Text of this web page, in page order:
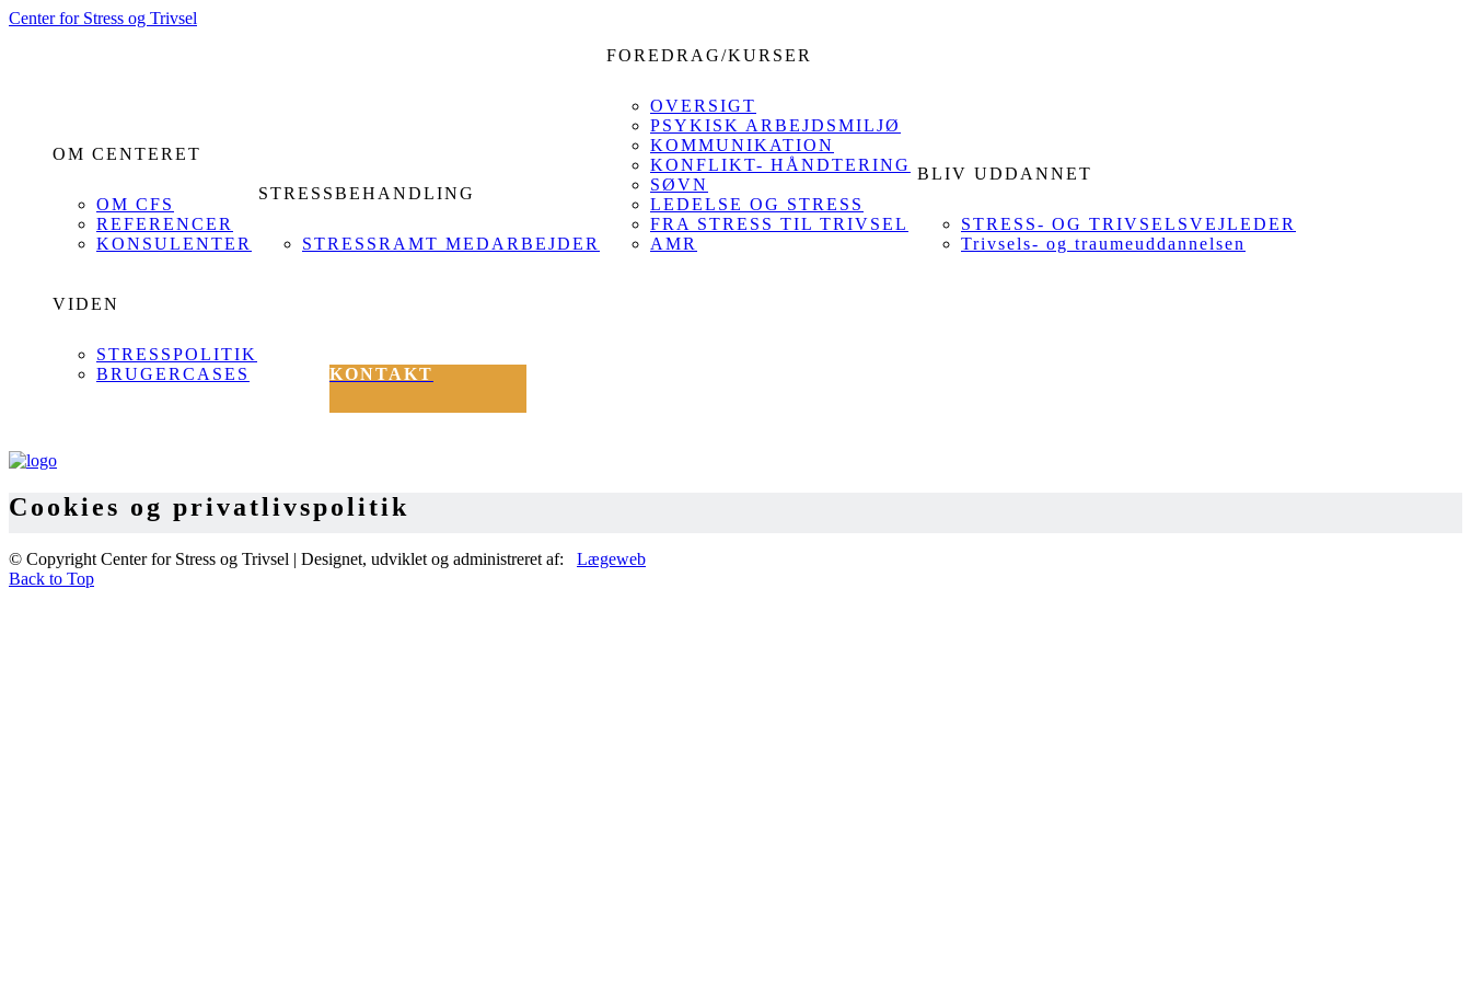
Center for Stress og Trivsel
OM CENTERET
OM CFS
REFERENCER
KONSULENTER
STRESSBEHANDLING
STRESSRAMT MEDARBEJDER
FOREDRAG/KURSER
OVERSIGT
PSYKISK ARBEJDSMILJØ
KOMMUNIKATION
KONFLIKT- HÅNDTERING
SØVN
LEDELSE OG STRESS
FRA STRESS TIL TRIVSEL
AMR
BLIV UDDANNET
STRESS- OG TRIVSELSVEJLEDER
Trivsels- og traumeuddannelsen
VIDEN
STRESSPOLITIK
BRUGERCASES
KONTAKT
Cookies og privatlivspolitik
© Copyright Center for Stress og Trivsel | Designet, udviklet og administreret af: Lægeweb
Back to Top